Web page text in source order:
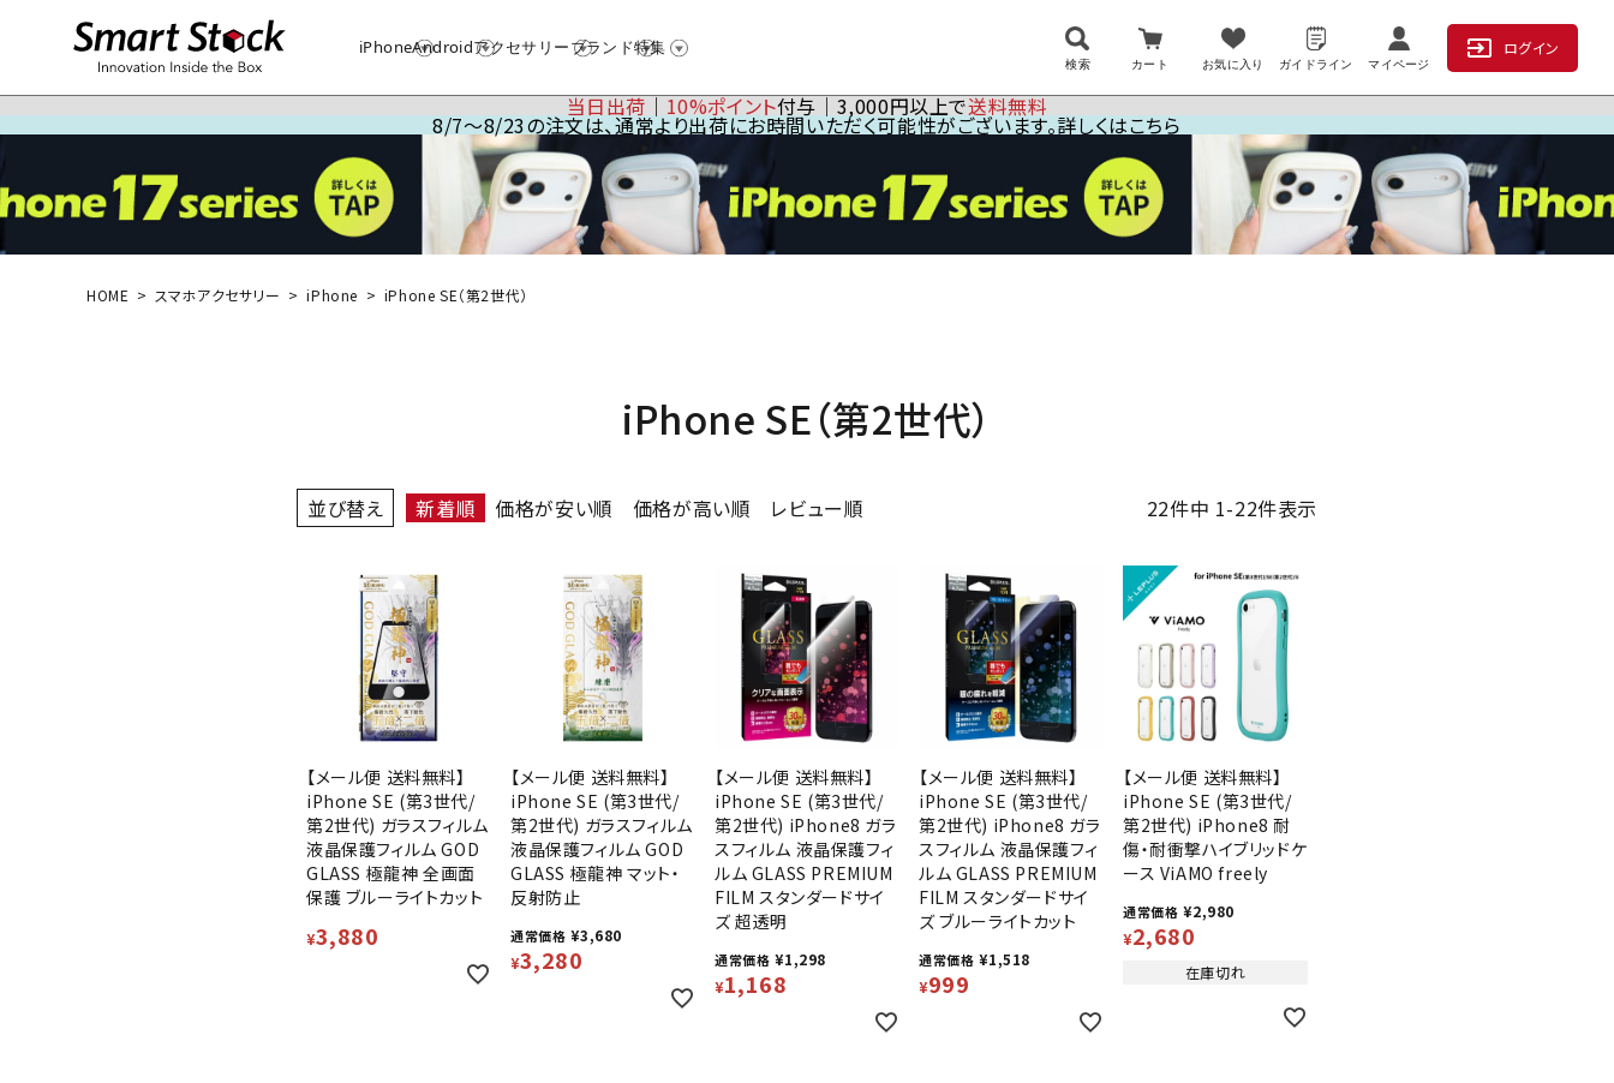
iPhoneAndroidアクセサリーブランド特集
検索 カート お気に入り ガイドライン マイページ
ログイン
当日出荷│10%ポイント付与│3,000円以上で送料無料
8/7～8/23の注文は、通常より出荷にお時間いただく可能性がございます。詳しくはこちら
HOME スマホアクセサリー iPhone iPhone SE（第2世代）
iPhone SE（第2世代）
並び替え 新着順 価格が安い順 価格が高い順 レビュー順 22件中 1-22件表示
【メール便 送料無料】
iPhone SE (第3世代/
第2世代) ガラスフィルム
液晶保護フィルム GOD
GLASS 極龍神 全画面
保護 ブルーライトカット
¥3,880
【メール便 送料無料】
iPhone SE (第3世代/
第2世代) ガラスフィルム
液晶保護フィルム GOD
GLASS 極龍神 マット・
反射防止
通常価格 ¥3,680
¥3,280
【メール便 送料無料】
iPhone SE (第3世代/
第2世代) iPhone8 ガラ
スフィルム 液晶保護フィ
ルム GLASS PREMIUM
FILM スタンダードサイ
ズ 超透明
通常価格 ¥1,298
¥1,168
【メール便 送料無料】
iPhone SE (第3世代/
第2世代) iPhone8 ガラ
スフィルム 液晶保護フィ
ルム GLASS PREMIUM
FILM スタンダードサイ
ズ ブルーライトカット
通常価格 ¥1,518
¥999
【メール便 送料無料】
iPhone SE (第3世代/
第2世代) iPhone8 耐
傷・耐衝撃ハイブリッドケ
ース ViAMO freely
通常価格 ¥2,980
¥2,680
在庫切れ